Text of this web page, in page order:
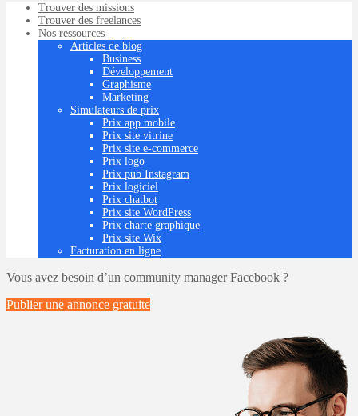
Trouver des missions
Trouver des freelances
Nos ressources
Articles de blog
Business
Développement
Graphisme
Marketing
Simulateurs de prix
Prix app mobile
Prix site vitrine
Prix site e-commerce
Prix logo
Prix pub Instagram
Prix logiciel
Prix chatbot
Prix site WordPress
Prix charte graphique
Prix site Wix
Facturation en ligne
Vous avez besoin d’un community manager Facebook ?
Publier une annonce gratuite